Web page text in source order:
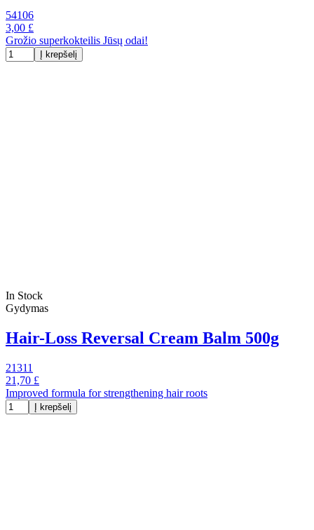
54106
3,00 £
Grožio superkokteilis Jūsų odai!
Į krepšelį
In Stock
Gydymas
Hair-Loss Reversal Cream Balm 500g
21311
21,70 £
Improved formula for strengthening hair roots
Į krepšelį